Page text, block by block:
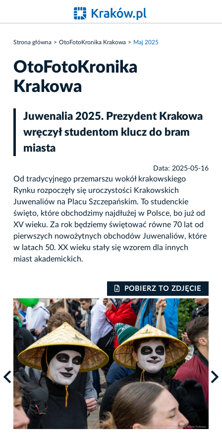
Strona główna OtoFotoKronika Krakowa Maj 2025
OtoFotoKronika
Krakowa
Juwenalia 2025. Prezydent Krakowa
wręczył studentom klucz do bram
miasta
Data: 2025-05-16
Od tradycyjnego przemarszu wokół krakowskiego
Rynku rozpoczęły się uroczystości Krakowskich
Juwenaliów na Placu Szczepańskim. To studenckie
święto, które obchodzimy najdłużej w Polsce, bo już od
XV wieku. Za rok będziemy świętować równe 70 lat od
pierwszych nowożytnych obchodów Juwenaliów, które
w latach 50. XX wieku stały się wzorem dla innych
miast akademickich.
POBIERZ TO ZDJĘCIE